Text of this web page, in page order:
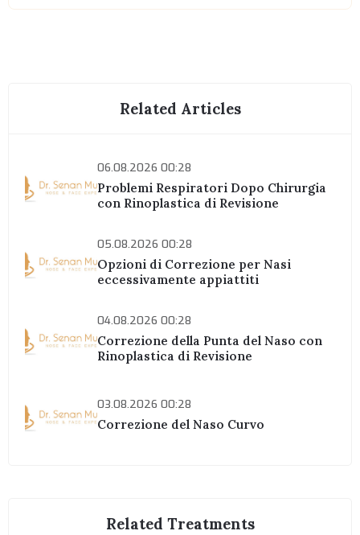
Related Articles
06.08.2026 00:28
Problemi Respiratori Dopo Chirurgia
con Rinoplastica di Revisione
05.08.2026 00:28
Opzioni di Correzione per Nasi
eccessivamente appiattiti
04.08.2026 00:28
Correzione della Punta del Naso con
Rinoplastica di Revisione
03.08.2026 00:28
Correzione del Naso Curvo
Related Treatments